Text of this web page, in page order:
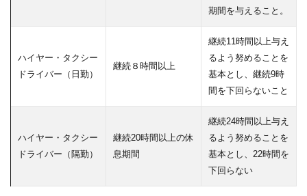
期間を与えること。
ハイヤー・タクシー
ドライバー（日勤）
継続８時間以上
継続11時間以上与え
るよう努めることを
基本とし、継続9時
間を下回らないこと
ハイヤー・タクシー
ドライバー（隔勤）
継続20時間以上の休
息期間
継続24時間以上与え
るよう努めることを
基本とし、22時間を
下回らない